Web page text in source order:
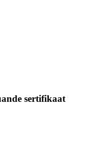
sertifikaat